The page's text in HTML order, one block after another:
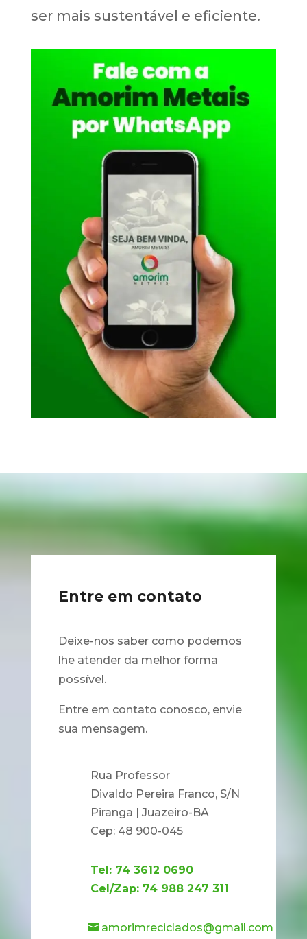
ser mais sustentável e eficiente.
Entre em contato
Deixe-nos saber como podemos
lhe atender da melhor forma
possível.
Entre em contato conosco, envie
sua mensagem.
Rua Professor
Divaldo Pereira Franco, S/N
Piranga | Juazeiro-BA
Cep: 48 900-045
Tel: 74 3612 0690
Cel/Zap: 74 988 247 311
amorimreciclados@gmail.com